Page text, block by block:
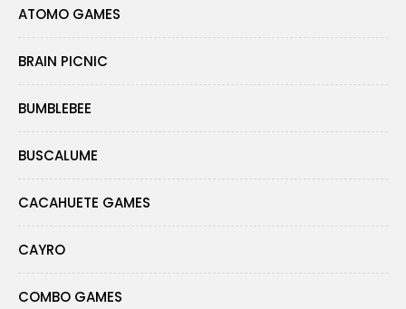
ATOMO GAMES
BRAIN PICNIC
BUMBLEBEE
BUSCALUME
CACAHUETE GAMES
CAYRO
COMBO GAMES